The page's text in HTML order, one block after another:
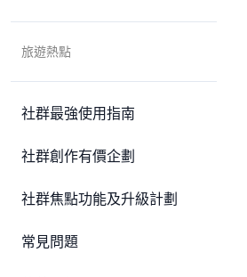
旅遊熱點
社群最強使用指南
社群創作有價企劃
社群焦點功能及升級計劃
常見問題